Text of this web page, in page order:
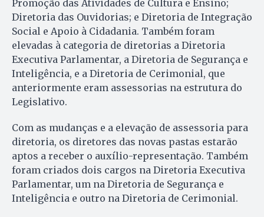
Promoção das Atividades de Cultura e Ensino;
Diretoria das Ouvidorias; e Diretoria de Integração
Social e Apoio à Cidadania. Também foram
elevadas à categoria de diretorias a Diretoria
Executiva Parlamentar, a Diretoria de Segurança e
Inteligência, e a Diretoria de Cerimonial, que
anteriormente eram assessorias na estrutura do
Legislativo.
Com as mudanças e a elevação de assessoria para
diretoria, os diretores das novas pastas estarão
aptos a receber o auxílio-representação. Também
foram criados dois cargos na Diretoria Executiva
Parlamentar, um na Diretoria de Segurança e
Inteligência e outro na Diretoria de Cerimonial.